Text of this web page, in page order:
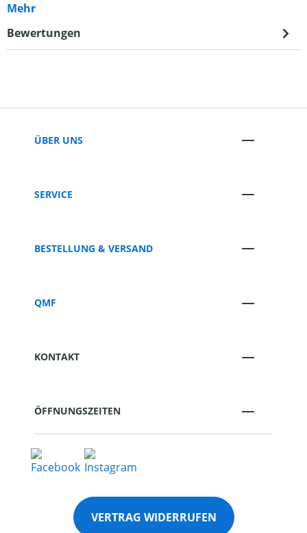
Mehr
Bewertungen
ÜBER UNS
SERVICE
BESTELLUNG & VERSAND
QMF
KONTAKT
ÖFFNUNGSZEITEN
VERTRAG WIDERRUFEN